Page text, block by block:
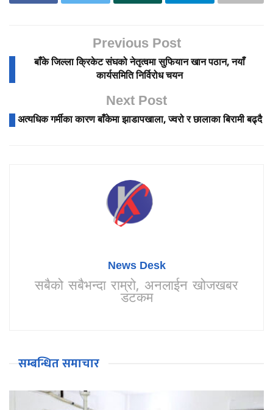
Previous Post
बाँके जिल्ला क्रिकेट संघको नेतृत्वमा सुफियान खान पठान, नयाँ
कार्यसमिति निर्विरोध चयन
Next Post
अत्यधिक गर्मीका कारण बाँकेमा झाडापखाला, ज्वरो र छालाका बिरामी बढ्दै
News Desk
सबैको सबैभन्दा राम्रो, अनलाईन खोजखबर
डटकम
सम्बन्धित समाचार